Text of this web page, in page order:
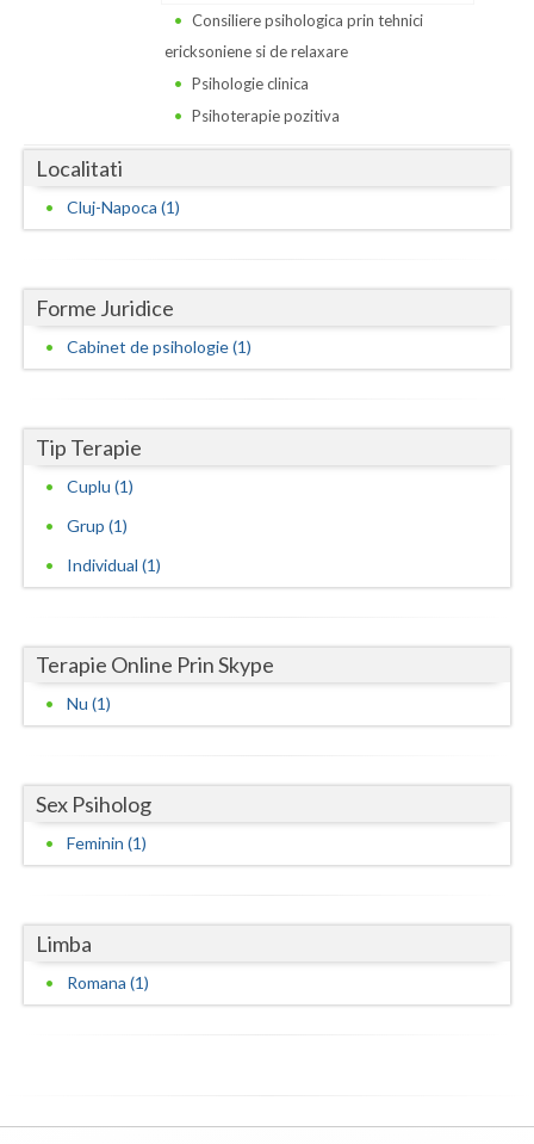
Giurgiu
Gorj
Hunedoara
Ilfov
Maramures
Mehedinti
Mures
Olt
Prahova
Satu-Mare
Sibiu
Teleorman
Timis
Consiliere psihologica prin tehnici
ericksoniene si de relaxare
Psihologie clinica
Psihoterapie pozitiva
Localitati
Cluj-Napoca (1)
Forme Juridice
Cabinet de psihologie (1)
Tip Terapie
Cuplu (1)
Grup (1)
Individual (1)
Terapie Online Prin Skype
Nu (1)
Sex Psiholog
Feminin (1)
Limba
Romana (1)